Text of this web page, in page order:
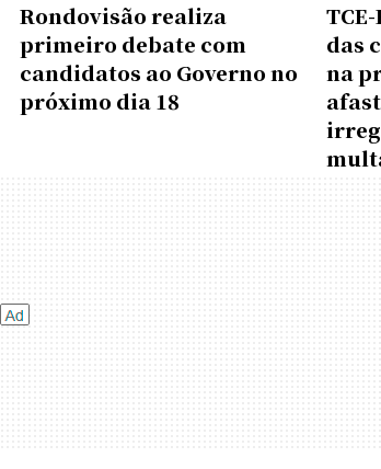
Rondovisão realiza
primeiro debate com
candidatos ao Governo no
próximo dia 18
das
na